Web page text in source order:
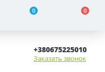
0 0
+380675225010
Заказать звонок